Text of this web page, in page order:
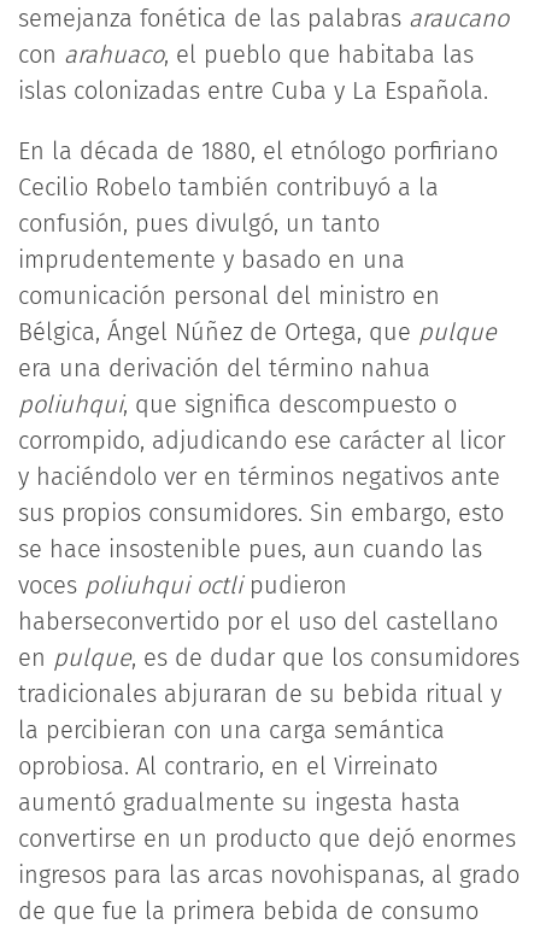
semejanza fonética de las palabras araucano
con arahuaco, el pueblo que habitaba las
islas colonizadas entre Cuba y La Española.
En la década de 1880, el etnólogo porfiriano
Cecilio Robelo también contribuyó a la
confusión, pues divulgó, un tanto
imprudentemente y basado en una
comunicación personal del ministro en
Bélgica, Ángel Núñez de Ortega, que pulque
era una derivación del término nahua
poliuhqui, que significa descompuesto o
corrompido, adjudicando ese carácter al licor
y haciéndolo ver en términos negativos ante
sus propios consumidores. Sin embargo, esto
se hace insostenible pues, aun cuando las
voces poliuhqui octlipudieron
haberseconvertido por el uso del castellano
en pulque, es de dudar que los consumidores
tradicionales abjuraran de su bebida ritual y
la percibieran con una carga semántica
oprobiosa. Al contrario, en el Virreinato
aumentó gradualmente su ingesta hasta
convertirse en un producto que dejó enormes
ingresos para las arcas novohispanas, al grado
de que fue la primera bebida de consumo